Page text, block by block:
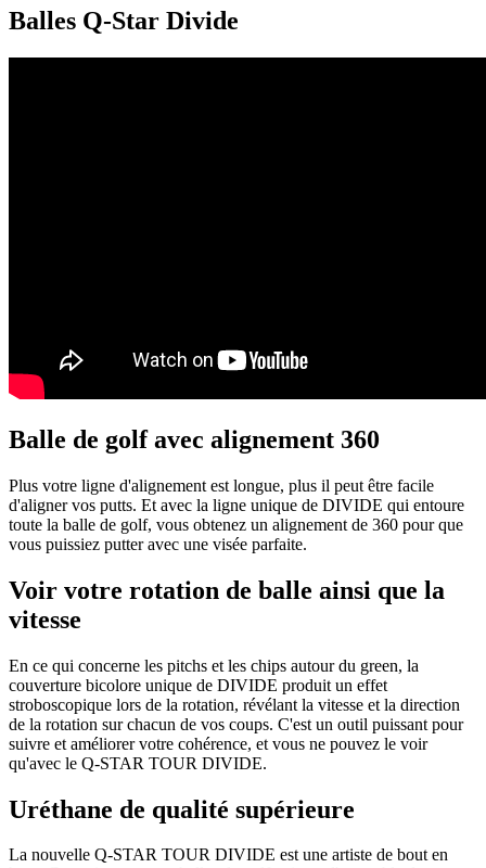
Balles Q-Star Divide
Balle de golf avec alignement 360
Plus votre ligne d'alignement est longue, plus il peut être facile
d'aligner vos putts. Et avec la ligne unique de DIVIDE qui entoure
toute la balle de golf, vous obtenez un alignement de 360 ​​pour que
vous puissiez putter avec une visée parfaite.
Voir votre rotation de balle ainsi que la
vitesse
En ce qui concerne les pitchs et les chips autour du green, la
couverture bicolore unique de DIVIDE produit un effet
stroboscopique lors de la rotation, révélant la vitesse et la direction
de la rotation sur chacun de vos coups. C'est un outil puissant pour
suivre et améliorer votre cohérence, et vous ne pouvez le voir
qu'avec le Q-STAR TOUR DIVIDE.
Uréthane de qualité supérieure
La nouvelle Q-STAR TOUR DIVIDE est une artiste de bout en